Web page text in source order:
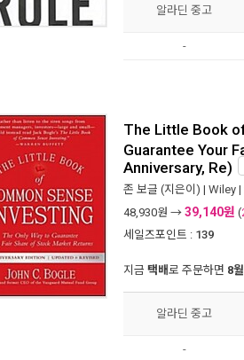
알라딘 중고
-
The Little Book
Guarantee Your
Anniversary, Re)
존 보글 (지은이) | Wiley |
48,930원 → 39,140원 (
세일즈포인트 : 139
지금 택배로 주문하면 8
알라딘 중고
-